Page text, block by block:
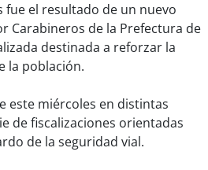
fue el resultado de un nuevo
Carabineros de la Prefectura de
destinada a reforzar la
la población.
este miércoles en distintas
de fiscalizaciones orientadas
de la seguridad vial.